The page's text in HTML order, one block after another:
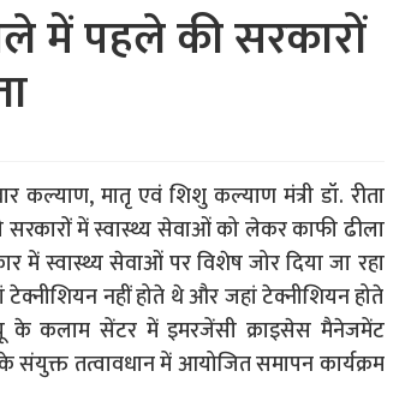
में पहले की सरकारों
कल्याण, मातृ एवं शिशु कल्याण मंत्री डॉ. रीता
में स्वास्थ्य सेवाओं को लेकर काफी ढीला
में स्वास्थ्य सेवाओं पर विशेष जोर दिया जा रहा
टेक्नीशियन नहीं होते थे और जहां टेक्नीशियन होते
के कलाम सेंटर में इमरजेंसी क्राइसेस मैनेजमेंट
के संयुक्त तत्वावधान में आयोजित समापन कार्यक्रम